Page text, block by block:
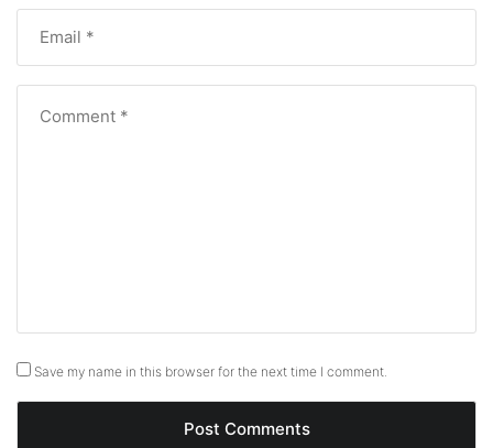
Save my name in this browser for the next time I comment.